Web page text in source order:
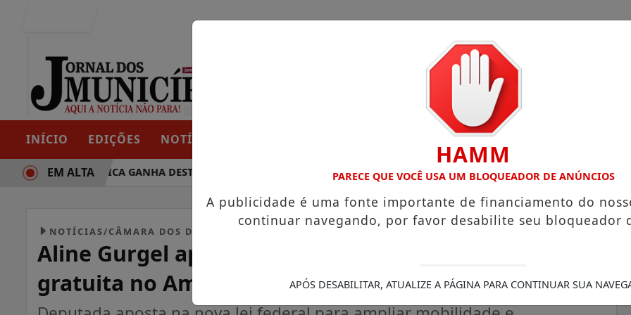
INÍCIO EDIÇÕES NOTÍCIAS
POLÍTICA GANHA DESTAQUE EM PORTO GRANDE COM ATUAÇÃO VOLTADA AO MUNICÍPIO RECEITA FEDERAL
EM ALTA
NOTÍCIAS/CÂMARA DOS DEPUTADOS
Aline Gurgel apresenta pedidos para garantir CNH
gratuita no Amapá
HAMM
PARECE QUE VOCÊ USA UM BLOQUEADOR DE ANÚNCIOS
A publicidade é uma fonte importante de financiamento do
continuar navegando, por favor desabilite seu bloqueador
APÓS DESABILITAR, ATUALIZE A PÁGINA PARA CONTINUAR SUA